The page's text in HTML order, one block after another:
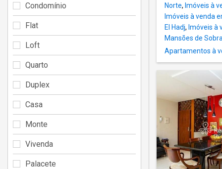
Norte, Imóveis à
Imóveis à venda
El Hadj, Imóveis à
Mansões de
Apartamentos à
Condomínio
Flat
Loft
Quarto
Duplex
Casa
Monte
Vivenda
Palacete